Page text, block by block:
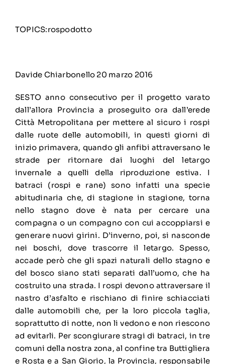
TOPICS:rospodotto
Davide Chiarbonello 20 marzo 2016
SESTO anno consecutivo per il progetto varato
dall’allora Provincia a proseguito ora dall’erede
Città Metropolitana per mettere al sicuro i rospi
dalle ruote delle automobili, in questi giorni di
inizio primavera, quando gli anfibi attraversano le
strade per ritornare dai luoghi del letargo
invernale a quelli della riproduzione estiva. I
batraci (rospi e rane) sono infatti una specie
abitudinaria che, di stagione in stagione, torna
nello stagno dove è nata per cercare una
compagna o un compagno con cui accoppiarsi e
generare nuovi girini. D’inverno, poi, si nasconde
nei boschi, dove trascorre il letargo. Spesso,
accade però che gli spazi naturali dello stagno e
del bosco siano stati separati dall’uomo, che ha
costruito una strada. I rospi devono attraversare il
nastro d’asfalto e rischiano di finire schiacciati
dalle automobili che, per la loro piccola taglia,
soprattutto di notte, non li vedono e non riescono
ad evitarli. Per scongiurare stragi di batraci, in tre
comuni della nostra zona, al confine tra Buttigliera
e Rosta e a San Giorio, la Provincia, responsabile